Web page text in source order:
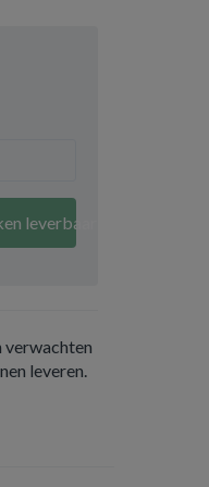
leverbaar
verwachten
leveren.